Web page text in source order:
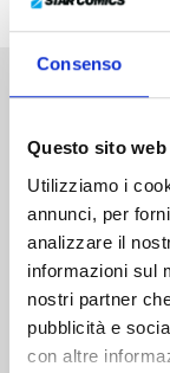
Consenso
Questo sito
Utilizziamo i
annunci, per
analizzare il
informazioni sul
nostri partner
pubblicità e
con altre